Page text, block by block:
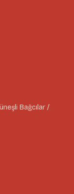
Bağcılar /